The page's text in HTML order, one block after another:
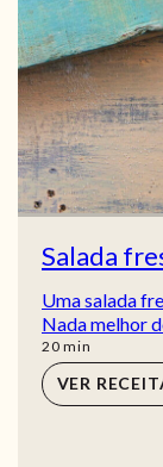
Salada
Uma salada
Nada melhor
20min
min
VER